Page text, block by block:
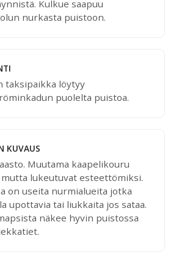
Kulkue saapuu
nurkasta puistoon.
taksipaikka löytyy
puolelta puistoa.
KUVAUS
Muutama kaapelikouru
mutta lukeutuvat esteettömiksi.
on useita nurmialueita jotka
upottavia tai liukkaita jos sataa.
näkee hyvin puistossa